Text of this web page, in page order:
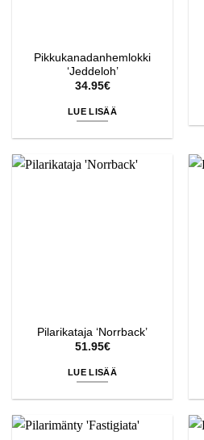
Pikkukanadanhemlokki
‘Jeddeloh’
34.95€
LUE LISÄÄ
Pilarikataja ‘Norrback’
51.95€
LUE LISÄÄ